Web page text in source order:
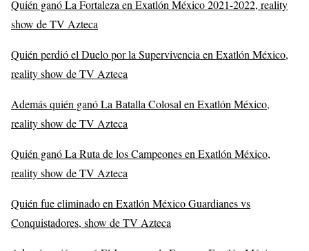
Quién ganó La Fortaleza en Exatlón México 2021-2022, reality
show de TV Azteca
Quién perdió el Duelo por la Supervivencia en Exatlón México,
reality show de TV Azteca
Además quién ganó La Batalla Colosal en Exatlón México,
reality show de TV Azteca
Quién ganó La Ruta de los Campeones en Exatlón México,
reality show de TV Azteca
Quién fue eliminado en Exatlón México Guardianes vs
Conquistadores, show de TV Azteca